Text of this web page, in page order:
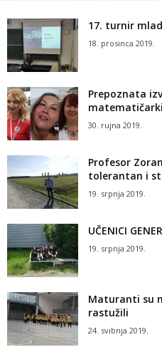
17. turnir
18. prosinca 2019.
Prepoznata
matematičarki
30. rujna 2019.
Profesor
tolerantan i
19. srpnja 2019.
UČENICI
19. srpnja 2019.
Maturanti su
rastužili
24. svibnja 2019.